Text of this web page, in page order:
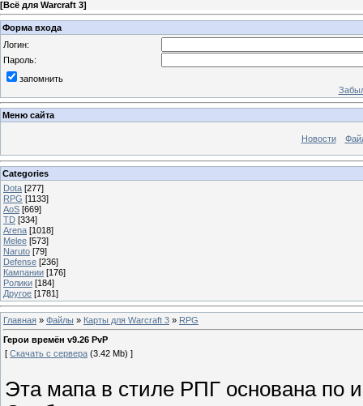
[Всё для Warcraft 3]
Форма входа
Логин:
Пароль:
запомнить
Меню сайта
Новости
Categories
Dota [277]
RPG [1133]
AoS [669]
TD [334]
Arena [1018]
Melee [573]
Naruto [79]
Defense [236]
Кампании [176]
Ролики [184]
Другое [1781]
Главная » Файлы » Карты для Warcraft 3 » RPG
Герои времён v9.26 PvP
[ Скачать с сервера (3.42 Mb) ]
Эта мапа в стиле РПГ основана по